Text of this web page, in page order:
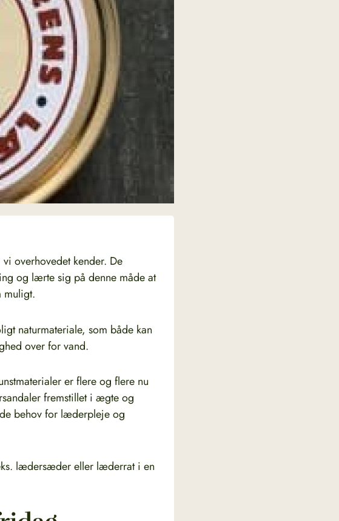
overhovedet kender. De
og lærte sig på denne måde at
muligt.
naturmateriale, som både kan
over for vand.
er flere og flere nu
fremstillet i ægte og
behov for læderpleje og
lædersæder eller læderrat i en